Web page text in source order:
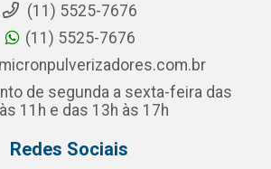
(11) 5525-7676
(11) 5525-7676
de segunda a sexta-feira das
11h e das 13h às 17h
Redes Sociais